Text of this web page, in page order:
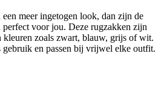
meer ingetogen look, dan zijn de
perfect voor jou. Deze rugzakken zijn
kleuren zoals zwart, blauw, grijs of wit.
en passen bij vrijwel elke outfit.